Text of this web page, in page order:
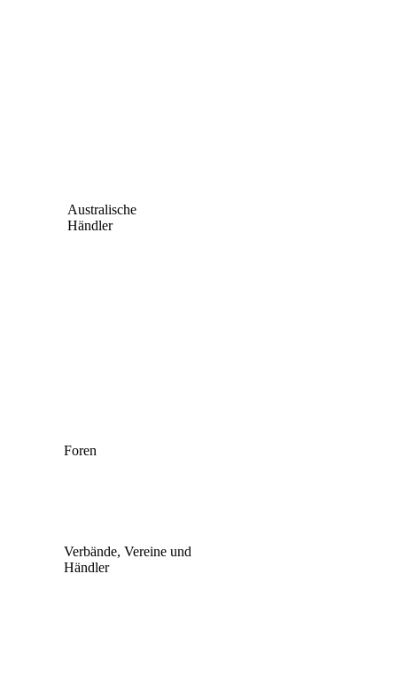
Australische
Händler
Verbände, Vereine und
Händler
Foren